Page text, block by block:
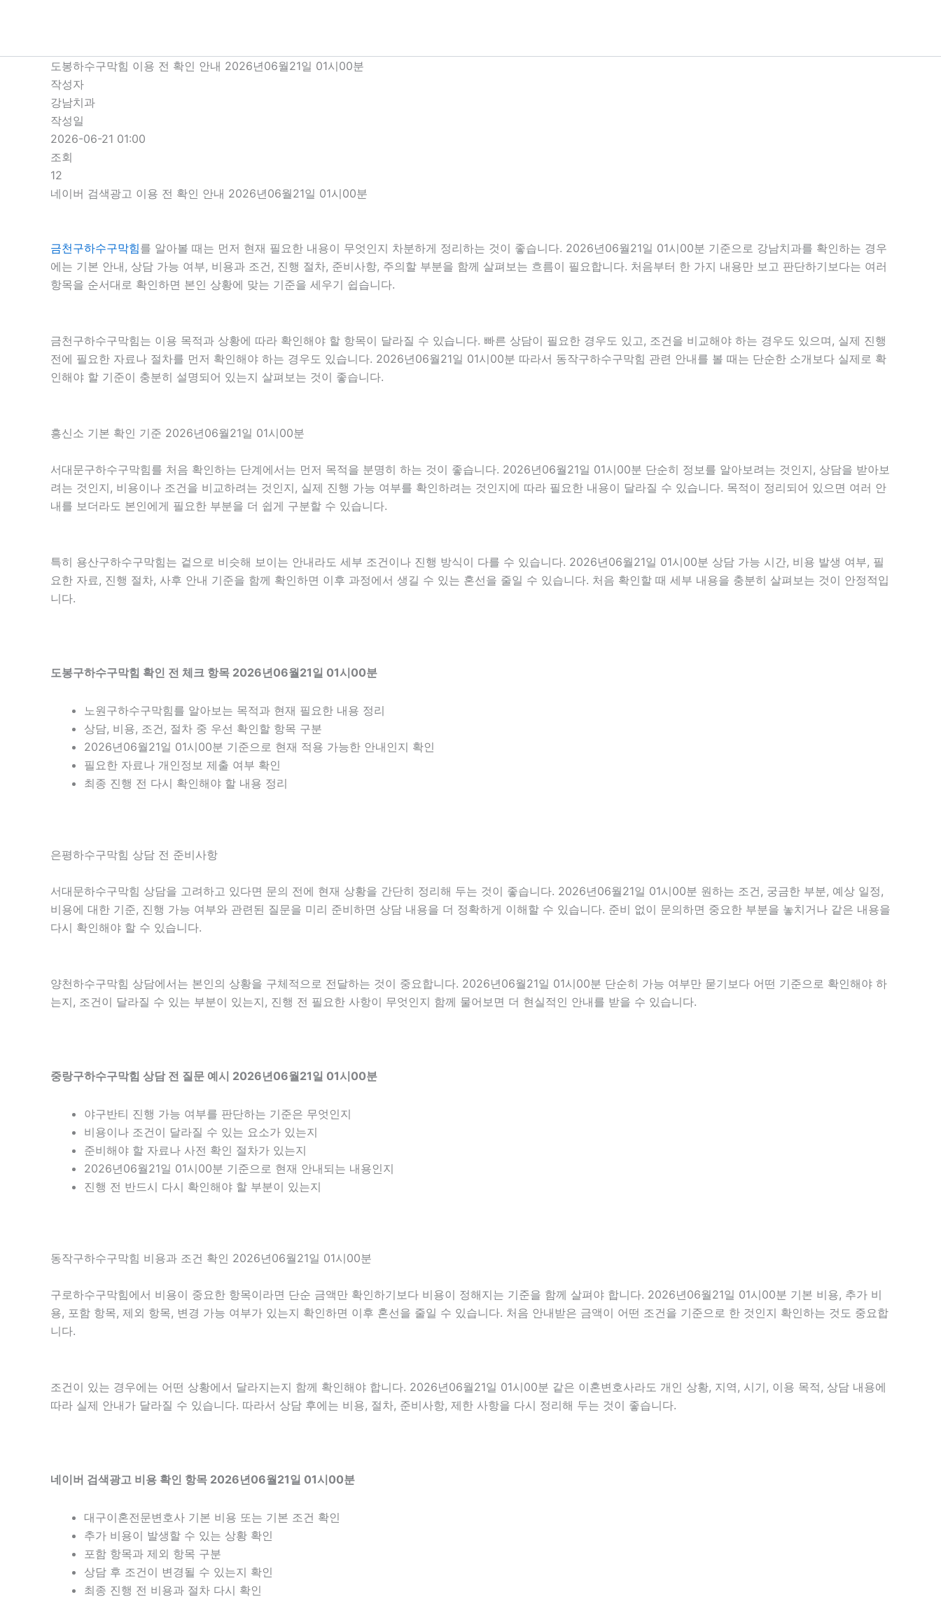
도봉하수구막힘 이용 전 확인 안내 2026년06월21일 01시00분
작성자
강남치과
작성일
2026-06-21 01:00
조회
12
네이버 검색광고 이용 전 확인 안내 2026년06월21일 01시00분
금천구하수구막힘를 알아볼 때는 먼저 현재 필요한 내용이 무엇인지 차분하게 정리하는 것이 좋습니다. 2026년06월21일 01시00분 기준으로 강남치과를 확인하는 경우
에는 기본 안내, 상담 가능 여부, 비용과 조건, 진행 절차, 준비사항, 주의할 부분을 함께 살펴보는 흐름이 필요합니다. 처음부터 한 가지 내용만 보고 판단하기보다는 여러
항목을 순서대로 확인하면 본인 상황에 맞는 기준을 세우기 쉽습니다.
금천구하수구막힘는 이용 목적과 상황에 따라 확인해야 할 항목이 달라질 수 있습니다. 빠른 상담이 필요한 경우도 있고, 조건을 비교해야 하는 경우도 있으며, 실제 진행
전에 필요한 자료나 절차를 먼저 확인해야 하는 경우도 있습니다. 2026년06월21일 01시00분 따라서 동작구하수구막힘 관련 안내를 볼 때는 단순한 소개보다 실제로 확
인해야 할 기준이 충분히 설명되어 있는지 살펴보는 것이 좋습니다.
흥신소 기본 확인 기준 2026년06월21일 01시00분
서대문구하수구막힘를 처음 확인하는 단계에서는 먼저 목적을 분명히 하는 것이 좋습니다. 2026년06월21일 01시00분 단순히 정보를 알아보려는 것인지, 상담을 받아보
려는 것인지, 비용이나 조건을 비교하려는 것인지, 실제 진행 가능 여부를 확인하려는 것인지에 따라 필요한 내용이 달라질 수 있습니다. 목적이 정리되어 있으면 여러 안
내를 보더라도 본인에게 필요한 부분을 더 쉽게 구분할 수 있습니다.
특히 용산구하수구막힘는 겉으로 비슷해 보이는 안내라도 세부 조건이나 진행 방식이 다를 수 있습니다. 2026년06월21일 01시00분 상담 가능 시간, 비용 발생 여부, 필
요한 자료, 진행 절차, 사후 안내 기준을 함께 확인하면 이후 과정에서 생길 수 있는 혼선을 줄일 수 있습니다. 처음 확인할 때 세부 내용을 충분히 살펴보는 것이 안정적입
니다.
도봉구하수구막힘 확인 전 체크 항목 2026년06월21일 01시00분
노원구하수구막힘를 알아보는 목적과 현재 필요한 내용 정리
상담, 비용, 조건, 절차 중 우선 확인할 항목 구분
2026년06월21일 01시00분 기준으로 현재 적용 가능한 안내인지 확인
필요한 자료나 개인정보 제출 여부 확인
최종 진행 전 다시 확인해야 할 내용 정리
은평하수구막힘 상담 전 준비사항
서대문하수구막힘 상담을 고려하고 있다면 문의 전에 현재 상황을 간단히 정리해 두는 것이 좋습니다. 2026년06월21일 01시00분 원하는 조건, 궁금한 부분, 예상 일정,
비용에 대한 기준, 진행 가능 여부와 관련된 질문을 미리 준비하면 상담 내용을 더 정확하게 이해할 수 있습니다. 준비 없이 문의하면 중요한 부분을 놓치거나 같은 내용을
다시 확인해야 할 수 있습니다.
양천하수구막힘 상담에서는 본인의 상황을 구체적으로 전달하는 것이 중요합니다. 2026년06월21일 01시00분 단순히 가능 여부만 묻기보다 어떤 기준으로 확인해야 하
는지, 조건이 달라질 수 있는 부분이 있는지, 진행 전 필요한 사항이 무엇인지 함께 물어보면 더 현실적인 안내를 받을 수 있습니다.
중랑구하수구막힘 상담 전 질문 예시 2026년06월21일 01시00분
야구반티 진행 가능 여부를 판단하는 기준은 무엇인지
비용이나 조건이 달라질 수 있는 요소가 있는지
준비해야 할 자료나 사전 확인 절차가 있는지
2026년06월21일 01시00분 기준으로 현재 안내되는 내용인지
진행 전 반드시 다시 확인해야 할 부분이 있는지
동작구하수구막힘 비용과 조건 확인 2026년06월21일 01시00분
구로하수구막힘에서 비용이 중요한 항목이라면 단순 금액만 확인하기보다 비용이 정해지는 기준을 함께 살펴야 합니다. 2026년06월21일 01시00분 기본 비용, 추가 비
용, 포함 항목, 제외 항목, 변경 가능 여부가 있는지 확인하면 이후 혼선을 줄일 수 있습니다. 처음 안내받은 금액이 어떤 조건을 기준으로 한 것인지 확인하는 것도 중요합
니다.
조건이 있는 경우에는 어떤 상황에서 달라지는지 함께 확인해야 합니다. 2026년06월21일 01시00분 같은 이혼변호사라도 개인 상황, 지역, 시기, 이용 목적, 상담 내용에
따라 실제 안내가 달라질 수 있습니다. 따라서 상담 후에는 비용, 절차, 준비사항, 제한 사항을 다시 정리해 두는 것이 좋습니다.
네이버 검색광고 비용 확인 항목 2026년06월21일 01시00분
대구이혼전문변호사 기본 비용 또는 기본 조건 확인
추가 비용이 발생할 수 있는 상황 확인
포함 항목과 제외 항목 구분
상담 후 조건이 변경될 수 있는지 확인
최종 진행 전 비용과 절차 다시 확인